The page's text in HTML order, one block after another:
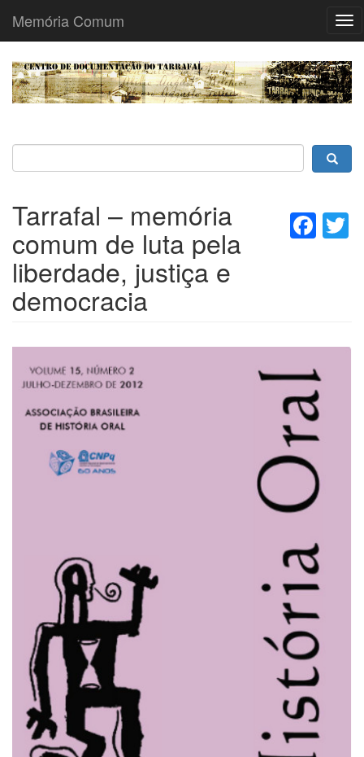
Passar
para
Memória Comum
Tarrafal – memória
comum de luta pela
liberdade, justiça e
democracia